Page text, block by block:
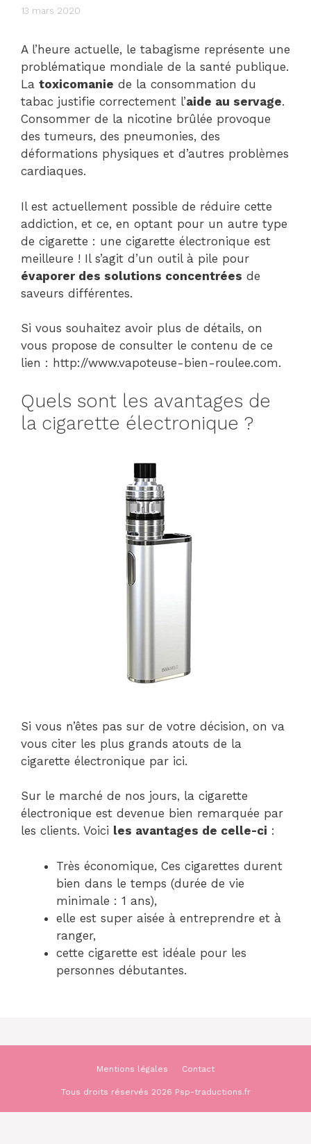
13 mars 2020
A l’heure actuelle, le tabagisme représente une
problématique mondiale de la santé publique.
La toxicomanie de la consommation du
tabac justifie correctement l’aide au servage.
Consommer de la nicotine brûlée provoque
des tumeurs, des pneumonies, des
déformations physiques et d’autres problèmes
cardiaques.
Il est actuellement possible de réduire cette
addiction, et ce, en optant pour un autre type
de cigarette : une cigarette électronique est
meilleure ! Il s’agit d’un outil à pile pour
évaporer des solutions concentrées de
saveurs différentes.
Si vous souhaitez avoir plus de détails, on
vous propose de consulter le contenu de ce
lien : http://www.vapoteuse-bien-roulee.com.
Quels sont les avantages de
la cigarette électronique ?
Si vous n’êtes pas sur de votre décision, on va
vous citer les plus grands atouts de la
cigarette électronique par ici.
Sur le marché de nos jours, la cigarette
électronique est devenue bien remarquée par
les clients. Voici les avantages de celle-ci :
Très économique, Ces cigarettes durent
bien dans le temps (durée de vie
minimale : 1 ans),
elle est super aisée à entreprendre et à
ranger,
cette cigarette est idéale pour les
personnes débutantes.
Mentions légales Contact
Tous droits réservés 2026 Psp-traductions.fr